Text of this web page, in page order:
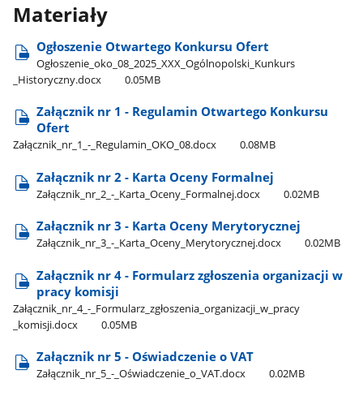
Materiały
Ogłoszenie Otwartego Konkursu Ofert
Ogłoszenie​_oko​_08​_2025​_XXX​_Ogólnopolski​_Kunkurs​
_Historyczny.docx
0.05MB
Załącznik nr 1 - Regulamin Otwartego Konkursu
Ofert
Załącznik​_nr​_1​_-​_Regulamin​_OKO​_08.docx 0.08MB
Załącznik nr 2 - Karta Oceny Formalnej
Załącznik​_nr​_2​_-​_Karta​_Oceny​_Formalnej.docx 0.02MB
Załącznik nr 3 - Karta Oceny Merytorycznej
Załącznik​_nr​_3​_-​_Karta​_Oceny​_Merytorycznej.docx 0.02MB
Załącznik nr 4 - Formularz zgłoszenia organizacji w
pracy komisji
Załącznik​_nr​_4​_-​_Formularz​_zgłoszenia​_organizacji​_w​_pracy​
_komisji.docx
0.05MB
Załącznik nr 5 - Oświadczenie o VAT
Załącznik​_nr​_5​_-​_Oświadczenie​_o​_VAT.docx 0.02MB